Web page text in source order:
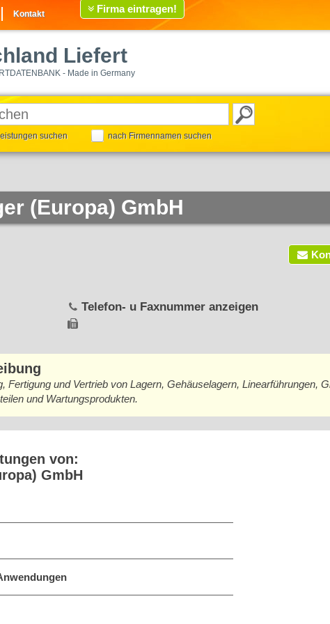
Kontakt Firma eintragen!
Liefert
- Made in Germany
suchen nach Firmennamen suchen
(Europa) GmbH
Telefon- u Faxnummer anzeigen
Fertigung und Vertrieb von Lagern, Gehäuselagern, Linearführungen,
und Wartungsprodukten.
von:
GmbH